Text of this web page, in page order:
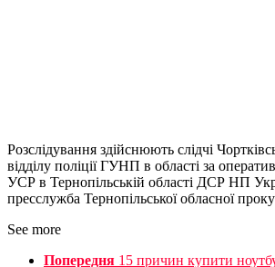
Розслідування здійснюють слідчі
відділу поліції ГУНП в області за
УСР в Тернопільській області ДСР НП
пресслужба Тернопільської обласної
See more
Попередня 15 причин купити